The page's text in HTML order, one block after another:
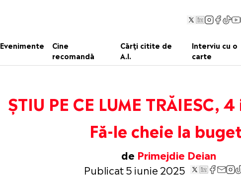
Evenimente
Cine
recomandă
Cărți citite de
A.I.
Interviu cu o
carte
ȘTIU PE CE LUME TRĂIESC,
Fă-le cheie la
de Primejdie Deian
Publicat 5 iunie 2025